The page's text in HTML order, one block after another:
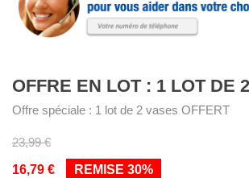
OFFRE EN LOT : 1 LOT DE
Offre spéciale : 1 lot de 2 vases OFFERT
23,99 €
16,79 €
REMISE 30%